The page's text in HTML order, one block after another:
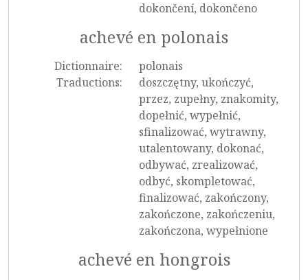
dokončení, dokončeno
achevé en polonais
Dictionnaire:
polonais
Traductions:
doszczętny, ukończyć,
przez, zupełny, znakomity,
dopełnić, wypełnić,
sfinalizować, wytrawny,
utalentowany, dokonać,
odbywać, zrealizować,
odbyć, skompletować,
finalizować, zakończony,
zakończone, zakończeniu,
zakończona, wypełnione
achevé en hongrois